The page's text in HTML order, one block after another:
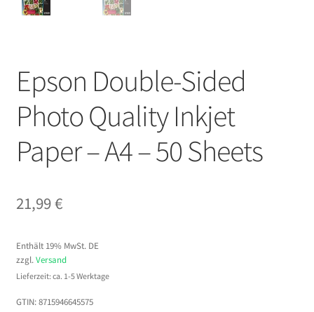
Epson Double-Sided
Photo Quality Inkjet
Paper – A4 – 50 Sheets
21,99€
Enthält 19% MwSt. DE
zzgl. Versand
Lieferzeit: ca. 1-5 Werktage
GTIN: 8715946645575